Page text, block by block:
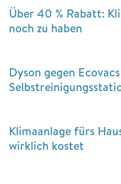
Über 40 % Rabatt:
noch zu haben
Dyson gegen
Klimaanlage fürs
wirklich kostet